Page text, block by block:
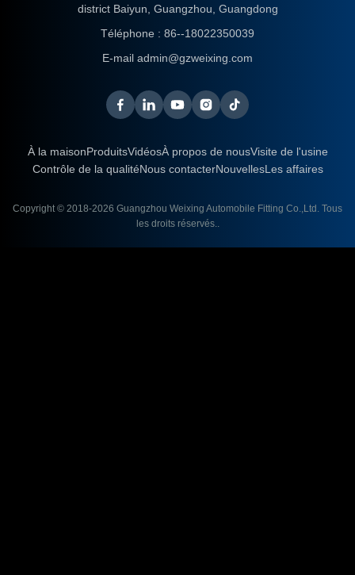
district Baiyun, Guangzhou, Guangdong
Téléphone : 86--18022350039
E-mail admin@gzweixing.com
À la maisonProduitsVidéosÀ propos de nousVisite de l'usine
Contrôle de la qualitéNous contacterNouvellesLes affaires
Copyright © 2018-2026 Guangzhou Weixing Automobile Fitting Co.,Ltd. Tous
les droits réservés..